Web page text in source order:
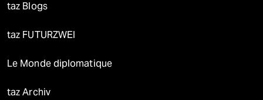
taz Blogs
taz FUTURZWEI
Le Monde diplomatique
taz Archiv